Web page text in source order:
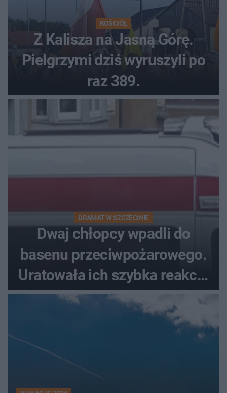
KOŚCIÓŁ
Z Kalisza na Jasną Górę.
Pielgrzymi dziś wyruszyli po
raz 389.
DRAMAT W SZCZECINIE
Dwaj chłopcy wpadli do
basenu przeciwpożarowego.
Uratowała ich szybka reakcja
świadków